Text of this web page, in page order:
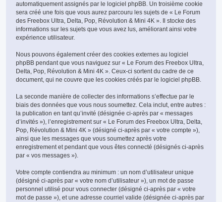
automatiquement assignés par le logiciel phpBB. Un troisième cookie
sera créé une fois que vous aurez parcouru les sujets de « Le Forum
des Freebox Ultra, Delta, Pop, Révolution & Mini 4K ». Il stocke des
informations sur les sujets que vous avez lus, améliorant ainsi votre
expérience utilisateur.
Nous pouvons également créer des cookies externes au logiciel
phpBB pendant que vous naviguez sur « Le Forum des Freebox Ultra,
Delta, Pop, Révolution & Mini 4K ». Ceux-ci sortent du cadre de ce
document, qui ne couvre que les cookies créés par le logiciel phpBB.
La seconde manière de collecter des informations s’effectue par le
biais des données que vous nous soumettez. Cela inclut, entre autres :
la publication en tant qu’invité (désignée ci-après par « messages
d’invités »), l’enregistrement sur « Le Forum des Freebox Ultra, Delta,
Pop, Révolution & Mini 4K » (désigné ci-après par « votre compte »),
ainsi que les messages que vous soumettez après votre
enregistrement et pendant que vous êtes connecté (désignés ci-après
par « vos messages »).
Votre compte contiendra au minimum : un nom d’utilisateur unique
(désigné ci-après par « votre nom d’utilisateur »), un mot de passe
personnel utilisé pour vous connecter (désigné ci-après par « votre
mot de passe »), et une adresse courriel valide (désignée ci-après par